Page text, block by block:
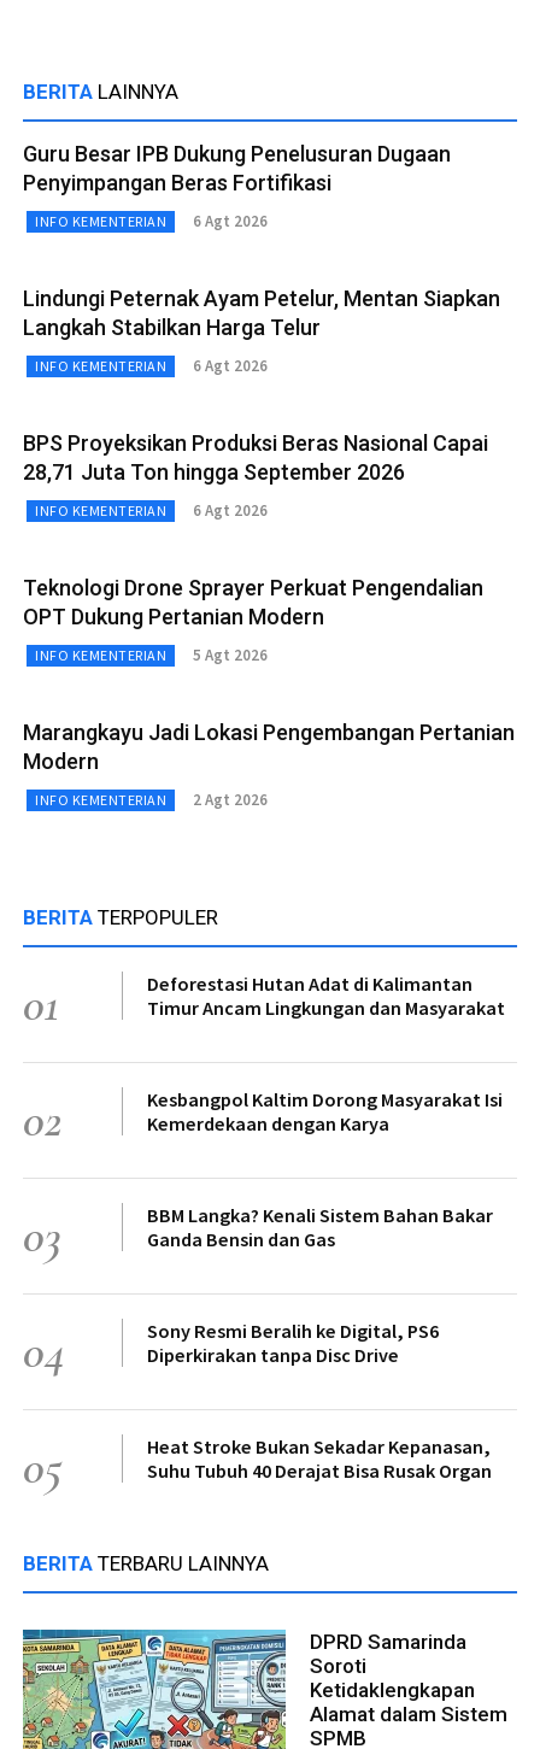
BERITA LAINNYA
Guru Besar IPB Dukung Penelusuran Dugaan
Penyimpangan Beras Fortifikasi
INFO KEMENTERIAN 6 Agt 2026
Lindungi Peternak Ayam Petelur, Mentan Siapkan
Langkah Stabilkan Harga Telur
INFO KEMENTERIAN 6 Agt 2026
BPS Proyeksikan Produksi Beras Nasional Capai
28,71 Juta Ton hingga September 2026
INFO KEMENTERIAN 6 Agt 2026
Teknologi Drone Sprayer Perkuat Pengendalian
OPT Dukung Pertanian Modern
INFO KEMENTERIAN 5 Agt 2026
Marangkayu Jadi Lokasi Pengembangan Pertanian
Modern
INFO KEMENTERIAN 2 Agt 2026
BERITA TERPOPULER
01
Deforestasi Hutan Adat di Kalimantan
Timur Ancam Lingkungan dan Masyarakat
02
Kesbangpol Kaltim Dorong Masyarakat Isi
Kemerdekaan dengan Karya
03
BBM Langka? Kenali Sistem Bahan Bakar
Ganda Bensin dan Gas
04
Sony Resmi Beralih ke Digital, PS6
Diperkirakan tanpa Disc Drive
05
Heat Stroke Bukan Sekadar Kepanasan,
Suhu Tubuh 40 Derajat Bisa Rusak Organ
BERITA TERBARU LAINNYA
DPRD Samarinda
Soroti
Ketidaklengkapan
Alamat dalam Sistem
SPMB